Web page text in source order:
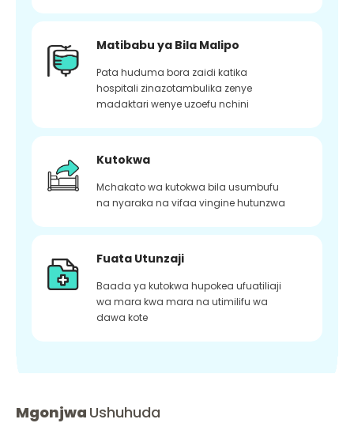
Matibabu ya Bila Malipo
Pata huduma bora zaidi katika
hospitali zinazotambulika zenye
madaktari wenye uzoefu nchini
Kutokwa
Mchakato wa kutokwa bila usumbufu
na nyaraka na vifaa vingine hutunzwa
Fuata Utunzaji
Baada ya kutokwa hupokea ufuatiliaji
wa mara kwa mara na utimilifu wa
dawa kote
Mgonjwa Ushuhuda